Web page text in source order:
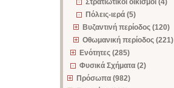
Στρατιωτικοί οικισμοί (4)
Πόλεις-ιερά (5)
Βυζαντινή περίοδος (120)
Οθωμανική περίοδος (221)
Ενότητες (285)
Φυσικά Σχήματα (2)
Πρόσωπα (982)